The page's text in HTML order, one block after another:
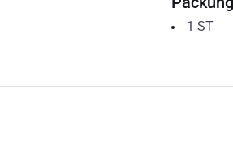
1 ST